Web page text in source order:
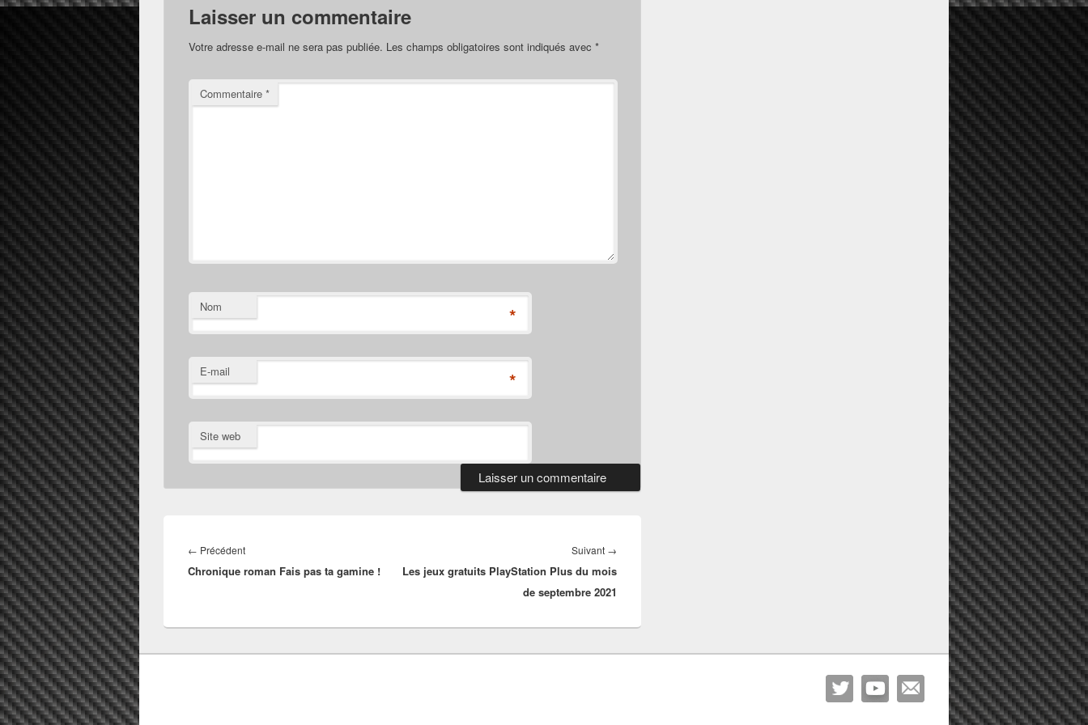
Laisser un commentaire
Votre adresse e-mail ne sera pas publiée. Les champs obligatoires sont indiqués avec *
Commentaire *
Nom *
E-mail *
Site web
de
l’article
← PrécédentArticle
précédent :
Chronique roman Fais pas ta gamine !
Suivant →
suivant :
Les jeux gratuits PlayStation Plus du mois
de septembre 2021